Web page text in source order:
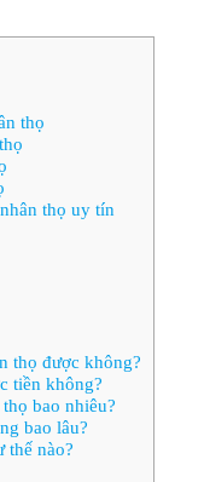
thọ
thọ uy tín
thọ được không?
tiền không?
bao nhiêu?
bao lâu?
thế nào?